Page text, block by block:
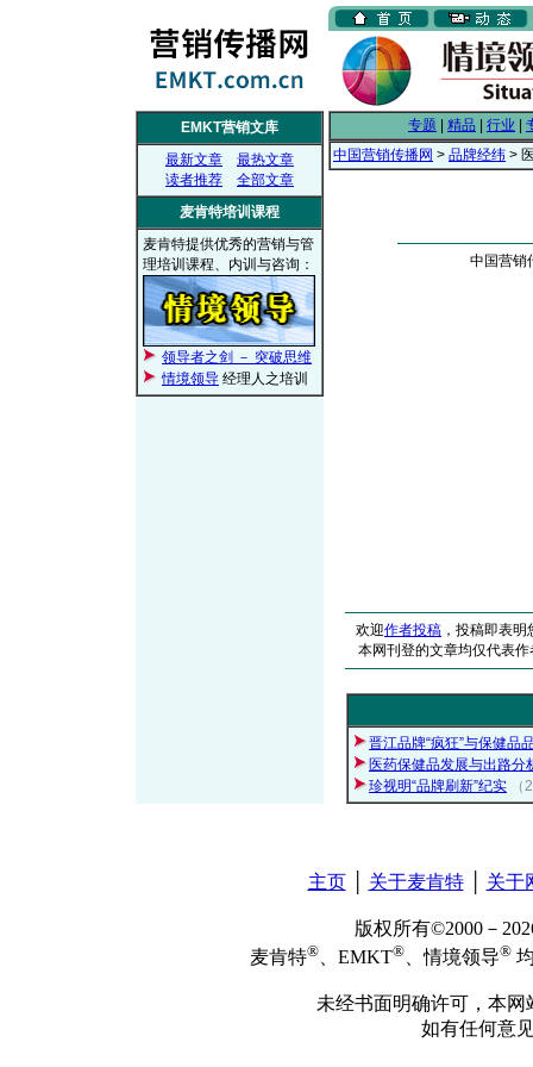
EMKT营销文库
最新文章
最热文章
读者推荐
全部文章
麦肯特培训课程
麦肯特提供优秀的营销与管
理培训课程、内训与咨询：
领导者之剑 － 突破思维
情境领导 经理人之培训
专题 精品 行业
中国营销传播网 > 品牌经纬 >
中国营销
欢迎作者投稿 ，投稿即表
本网刊登的文章均仅代表
晋江品牌“疯狂”与保健品
医药保健品发展与出路分
珍视明“品牌刷新”纪实
主页│ 关于麦肯特│ 关于
版权所有©2000－
麦肯特® 、EMKT® 、情境领导®
未经书面明确许可，本
如有任何意